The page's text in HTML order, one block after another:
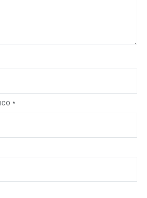
*